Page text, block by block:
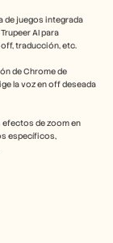
de juegos integrada
AI para
traducción, etc.
de Chrome de
la voz en off deseada
efectos de zoom en
específicos,